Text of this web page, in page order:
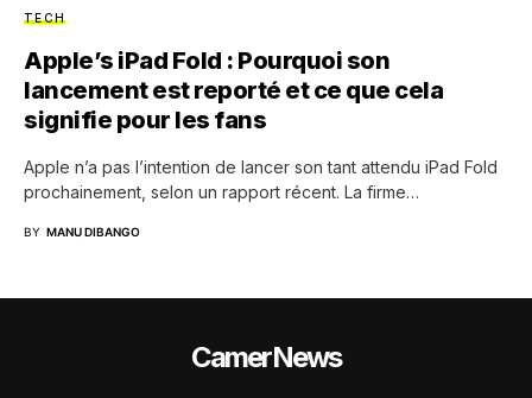
TECH
Apple’s iPad Fold : Pourquoi son
lancement est reporté et ce que cela
signifie pour les fans
Apple n’a pas l’intention de lancer son tant attendu iPad Fold
prochainement, selon un rapport récent. La firme…
BY MANU DIBANGO
CamerNews